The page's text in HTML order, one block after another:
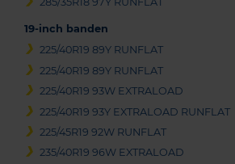
19-inch banden
225/40R19 89Y RUNFLAT
225/40R19 89Y RUNFLAT
225/40R19 93W EXTRALOAD
225/40R19 93Y EXTRALOAD RUNFLAT
225/45R19 92W RUNFLAT
235/40R19 96W EXTRALOAD